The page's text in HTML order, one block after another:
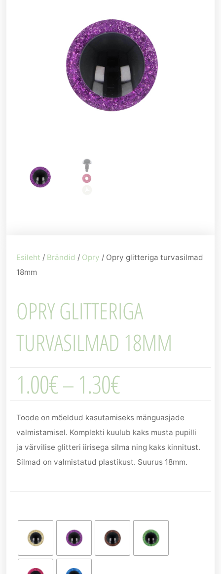
Esileht / Brändid / Opry / Opry glitteriga turvasilmad
18mm
OPRY GLITTERIGA
TURVASILMAD 18MM
1.00€–1.30€
Toode on mõeldud kasutamiseks mänguasjade
valmistamisel. Komplekti kuulub kaks musta pupilli
ja värvilise glitteri iirisega silma ning kaks kinnitust.
Silmad on valmistatud plastikust. Suurus 18mm.